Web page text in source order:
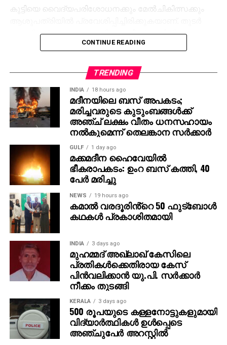
കുട്ടിയെ വൈദ്യപരിശോധനക്കും മേല്‍ചികിത്സക്കും
നടപടികള്‍ തുടരുന്നതായി പൊലീസ് അറിയിച്ചു.
CONTINUE READING
TRENDING
INDIA 18 hours ago
മദീനയിലെ ബസ് അപകടം;
മരിച്ചവരുടെ കുടുംബങ്ങള്‍ക്ക്
അഞ്ച് ലക്ഷം വീതം ധനസഹായം
നല്‍കുമെന്ന് തെലങ്കാന സര്‍ക്കാര്‍
GULF 1 day ago
മക്കമദീന ഹൈവേയില്‍
ഭീകരാപകടം: ഉംറ ബസ് കത്തി, 40
പേര്‍ മരിച്ചു
NEWS 19 hours ago
കമാൽ വരദൂരിൻ്റെ 50 ഫുട്ബോൾ
കഥകൾ പ്രകാശിതമായി
INDIA 3 days ago
മുഹമ്മദ് അഖ്‌ലാഖ് കേസിലെ
പ്രതികള്‍ക്കെതിരായ കേസ്
പിന്‍വലിക്കാന്‍ യു.പി. സര്‍ക്കാര്‍
നീക്കം തുടങ്ങി
KERALA 3 days ago
500 രൂപയുടെ കള്ളനോട്ടുകളുമായി
വിദ്യാര്‍ത്ഥികള്‍ ഉള്‍പ്പെടെ
അഞ്ചുപേര്‍ അറസ്റ്റില്‍